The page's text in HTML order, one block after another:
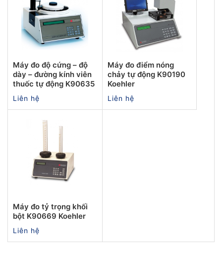
Máy đo độ cứng – độ
dày – đường kính viên
thuốc tự động K90635
Liên hệ
Máy đo điểm nóng
chảy tự động K90190
Koehler
Liên hệ
Máy đo tỷ trọng khối
bột K90669 Koehler
Liên hệ